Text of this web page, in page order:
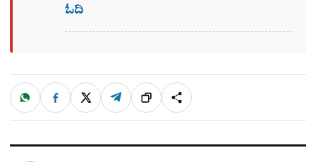
ಓದಿ
ಹಂಚಿಕೊಳ್ಳಿ
W
a
t
p
p
F
c
e
o
k
X T
l
e
a
m
ಲಿಂ
ಕ್
S
h
a